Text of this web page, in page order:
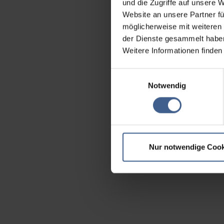
und die Zugriffe auf unsere
Website an unsere Partner
möglicherweise mit
der Dienste gesammelt
Weitere Informationen
Notwendig
Nur notwendige